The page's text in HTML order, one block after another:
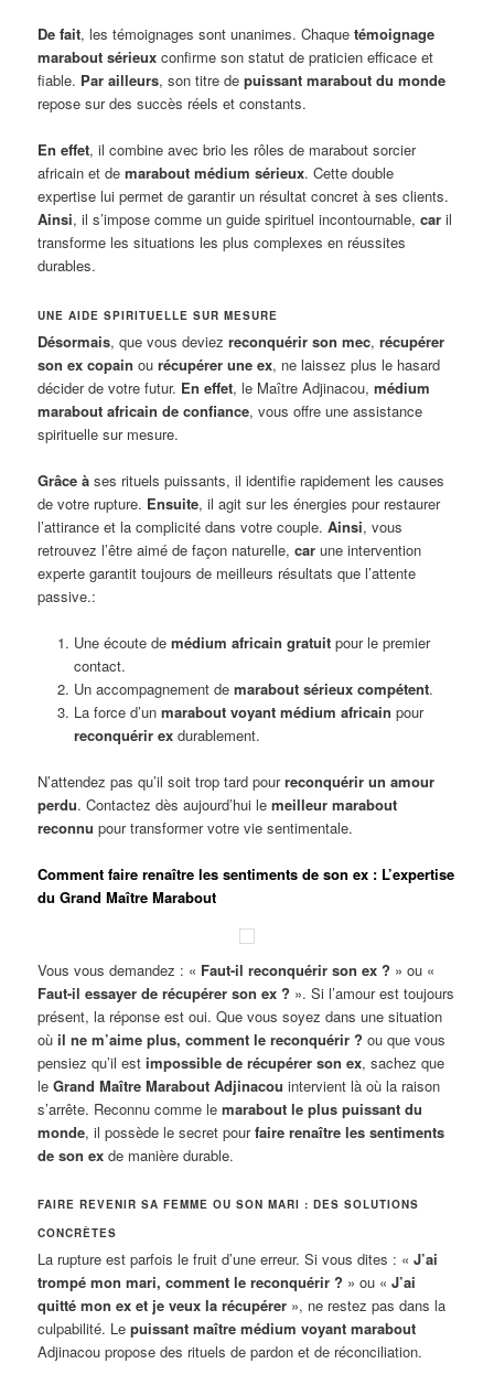
De fait, les témoignages sont unanimes. Chaquetémoignage
marabout sérieux confirme son statut de praticien efficace et
fiable. Par ailleurs, son titre depuissant marabout du monde
repose sur des succès réels et constants.
En effet, il combine avec brio les rôles de marabout sorcier
africain et demarabout médium sérieux. Cette double
expertise lui permet de garantir un résultat concret à ses clients.
Ainsi, il s’impose comme un guide spirituel incontournable,car il
transforme les situations les plus complexes en réussites
durables.
UNE AIDE SPIRITUELLE SUR MESURE
Désormais, que vous deviezreconquérir son mec,récupérer
son ex copain ourécupérer une ex, ne laissez plus le hasard
décider de votre futur. En effet, le Maître Adjinacou,médium
marabout africain de confiance, vous offre une assistance
spirituelle sur mesure.
Grâce à ses rituels puissants, il identifie rapidement les causes
de votre rupture. Ensuite, il agit sur les énergies pour restaurer
l’attirance et la complicité dans votre couple.Ainsi, vous
retrouvez l’être aimé de façon naturelle,car une intervention
experte garantit toujours de meilleurs résultats que l’attente
passive.:
Une écoute de médium africain gratuitpour le premier
contact.
Un accompagnement de marabout sérieux compétent.
La force d’un marabout voyant médium africain pour
reconquérir exdurablement.
N’attendez pas qu’il soit trop tard pourreconquérir un amour
perdu. Contactez dès aujourd’hui lemeilleur marabout
reconnu pour transformer votre vie sentimentale.
Comment faire renaître les sentiments de son ex : L’expertise
du Grand Maître Marabout
Vous vous demandez : « Faut-il reconquérir son ex ? » ou «
Faut-il essayer de récupérer son ex ? ». Si l’amour est toujours
présent, la réponse est oui. Que vous soyez dans une situation
oùil ne m’aime plus, comment le reconquérir ? ou que vous
pensiez qu’il estimpossible de récupérer son ex, sachez que
leGrand Maître Marabout Adjinacou intervient là où la raison
s’arrête. Reconnu comme lemarabout le plus puissant du
monde, il possède le secret pourfaire renaître les sentiments
de son ex de manière durable.
FAIRE REVENIR SA FEMME OU SON MARI : DES SOLUTIONS
CONCRÈTES
La rupture est parfois le fruit d’une erreur. Si vous dites : «J’ai
trompé mon mari, comment le reconquérir ? » ou «J’ai
quitté mon ex et je veux la récupérer », ne restez pas dans la
culpabilité. Lepuissant maître médium voyant marabout
Adjinacou propose des rituels de pardon et de réconciliation.